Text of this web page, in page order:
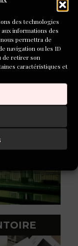
des technologies
informations des
permettra de
navigation ou les ID
de retirer son
caractéristiques et